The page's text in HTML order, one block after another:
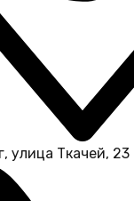
улица Ткачей, 23